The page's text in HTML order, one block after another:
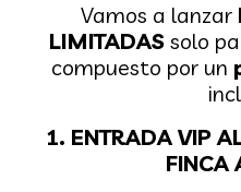
Vamos a lanzar
LIMITADASsolo
compuesto por un
1. ENTRADA VIP
FINCA